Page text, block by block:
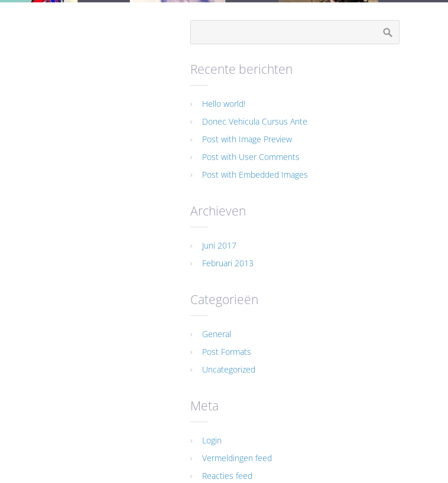
Recente berichten
Hello world!
Donec Vehicula Cursus Ante
Post with Image Preview
Post with User Comments
Post with Embedded Images
Archieven
Juni 2017
Februari 2013
Categorieën
General
Post Formats
Uncategorized
Meta
Login
Vermeldingen feed
Reacties feed